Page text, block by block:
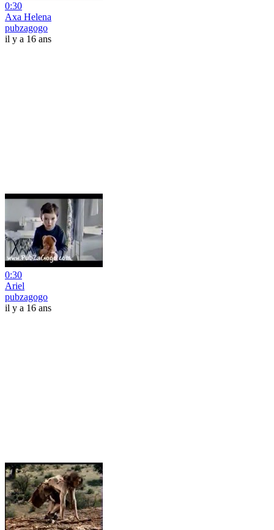
0:30
Axa Helena
pubzagogo
il y a 16 ans
0:30
Ariel
pubzagogo
il y a 16 ans